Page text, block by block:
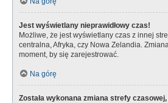
Jest wyświetlany nieprawidłowy czas!
Możliwe, że jest wyświetlany czas z innej
centralna, Afryka, czy Nowa Zelandia.
moment, by się zarejestrować.
Na górę
Została wykonana zmiana strefy